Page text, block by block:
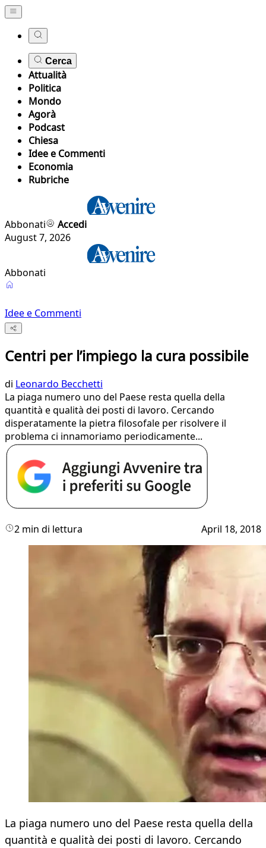
Cerca
Attualità
Politica
Mondo
Agorà
Podcast
Chiesa
Idee e Commenti
Economia
Rubriche
Abbonati
Accedi
August 7, 2026
Abbonati
Idee e Commenti
Centri per l’impiego la cura possibile
di Leonardo Becchetti
La piaga numero uno del Paese resta quella della
quantità e qualità dei posti di lavoro. Cercando
disperatamente la pietra filosofale per risolvere il
problema ci innamoriamo periodicamente...
2 min di lettura April 18, 2018
La piaga numero uno del Paese resta quella della
quantità e qualità dei posti di lavoro. Cercando